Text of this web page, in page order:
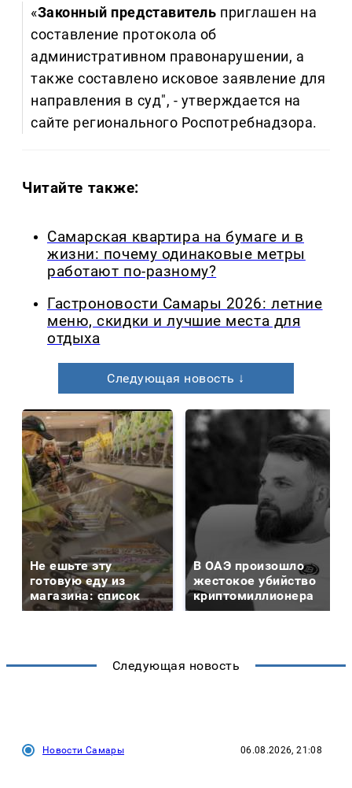
«Законный представитель приглашен на
составление протокола об
административном правонарушении, а
также составлено исковое заявление для
направления в суд", - утверждается на
сайте регионального Роспотребнадзора.
Читайте также:
Самарская квартира на бумаге и в
жизни: почему одинаковые метры
работают по-разному?
Гастроновости Самары 2026: летние
меню, скидки и лучшие места для
отдыха
Следующая новость ↓
Не ешьте эту
готовую еду из
магазина: список
В ОАЭ произошло
жестокое убийство
криптомиллионера
Следующая новость
Новости Самары 06.08.2026, 21:08